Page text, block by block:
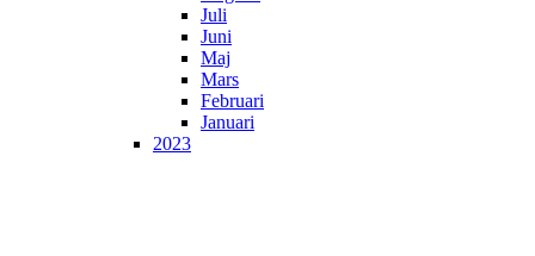
Juli
Juni
Maj
Mars
Februari
Januari
2023